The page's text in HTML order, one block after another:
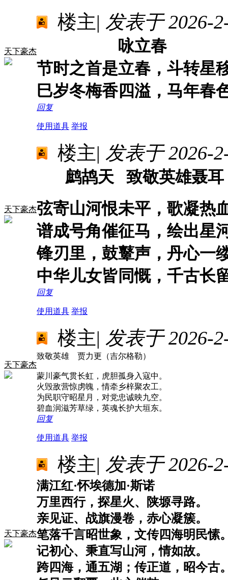
天下豪杰
楼主| 发表于 2026-
咏立春
节时之首是立春，斗转星
巳岁冬梅香四溢，马年春
回复
使用道具 举报
天下豪杰
楼主| 发表于 2026-
鹧鸪天 致敬英雄聂耳
弦寄山河恨未平，歌凝热
谱成号角催征马，绘出星
锋刃里，鼓鼙声，丹心一
中华儿女皆同慨，千古长
回复
使用道具 举报
天下豪杰
楼主| 发表于 2026-
致敬英雄 贾力更（吉尔格勒）
蒙川豪气贯长虹，虎胆孤身入寇中。
火毁敌营惊虏魄，情牵乡梓聚农工。
为民职守昭星月，对党忠诚映九空。
碧血润滋芳草绿，英魂长护大垣东。
回复
使用道具 举报
天下豪杰
楼主| 发表于 2026-
满江红·怀埃德加·斯诺
万里西行，探星火、陕塬寻路。
亲见证、战旗漫卷，赤心凝簇。
笔落千言昭世象，文传四海明民愫
记初心、秉直写山河，情如故。
跨四海，通五湖；传正道，昭今古